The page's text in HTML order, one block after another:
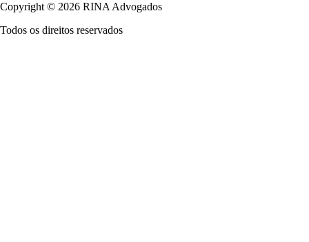
Copyright © 2026 RINA Advogados
Todos os direitos reservados